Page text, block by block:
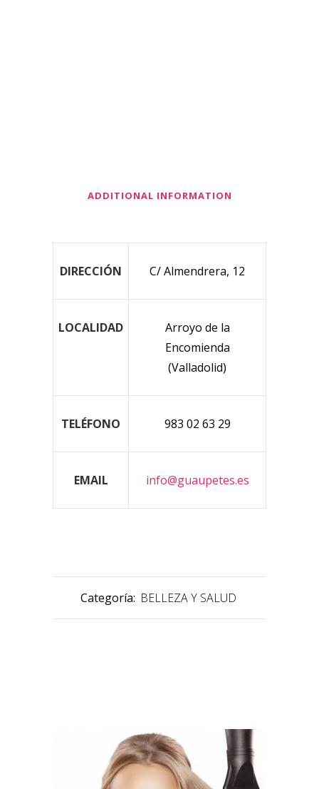
ADDITIONAL INFORMATION
DIRECCIÓN C/ Almendrera, 12
LOCALIDAD
Arroyo de la
Encomienda
(Valladolid)
TELÉFONO 983 02 63 29
EMAIL info@guaupetes.es
Categoría: BELLEZA Y SALUD